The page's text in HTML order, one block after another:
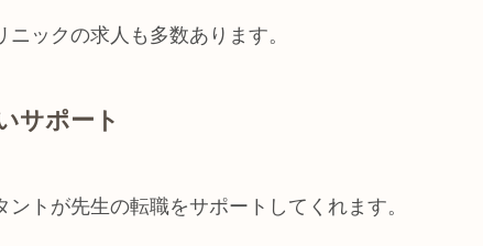
ックの求人も多数あります。
サポート
トが先生の転職をサポートしてくれます。